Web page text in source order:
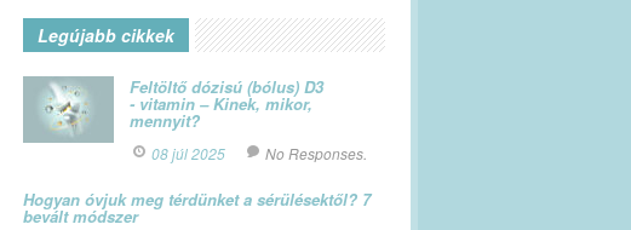
Legújabb cikkek
Feltöltő dózisú (bólus) D3
- vitamin – Kinek, mikor,
mennyit?
08 júl 2025 No Responses.
Hogyan óvjuk meg térdünket a sérülésektől? 7
bevált módszer